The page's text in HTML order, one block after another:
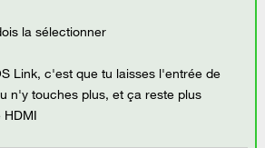
la sélectionner
Link, c'est que tu laisses l'entrée de
n'y touches plus, et ça reste plus
HDMI